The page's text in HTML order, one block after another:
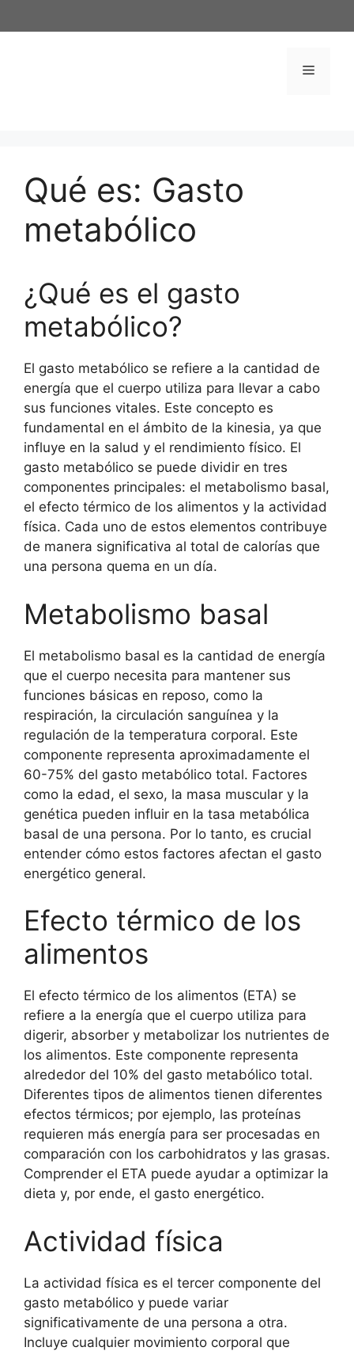
al
Menú
Qué es: Gasto
metabólico
¿Qué es el gasto
metabólico?
El gasto metabólico se refiere a la cantidad de
energía que el cuerpo utiliza para llevar a cabo
sus funciones vitales. Este concepto es
fundamental en el ámbito de la kinesia, ya que
influye en la salud y el rendimiento físico. El
gasto metabólico se puede dividir en tres
componentes principales: el metabolismo basal,
el efecto térmico de los alimentos y la actividad
física. Cada uno de estos elementos contribuye
de manera significativa al total de calorías que
una persona quema en un día.
Metabolismo basal
El metabolismo basal es la cantidad de energía
que el cuerpo necesita para mantener sus
funciones básicas en reposo, como la
respiración, la circulación sanguínea y la
regulación de la temperatura corporal. Este
componente representa aproximadamente el
60-75% del gasto metabólico total. Factores
como la edad, el sexo, la masa muscular y la
genética pueden influir en la tasa metabólica
basal de una persona. Por lo tanto, es crucial
entender cómo estos factores afectan el gasto
energético general.
Efecto térmico de los
alimentos
El efecto térmico de los alimentos (ETA) se
refiere a la energía que el cuerpo utiliza para
digerir, absorber y metabolizar los nutrientes de
los alimentos. Este componente representa
alrededor del 10% del gasto metabólico total.
Diferentes tipos de alimentos tienen diferentes
efectos térmicos; por ejemplo, las proteínas
requieren más energía para ser procesadas en
comparación con los carbohidratos y las grasas.
Comprender el ETA puede ayudar a optimizar la
dieta y, por ende, el gasto energético.
Actividad física
La actividad física es el tercer componente del
gasto metabólico y puede variar
significativamente de una persona a otra.
Incluye cualquier movimiento corporal que